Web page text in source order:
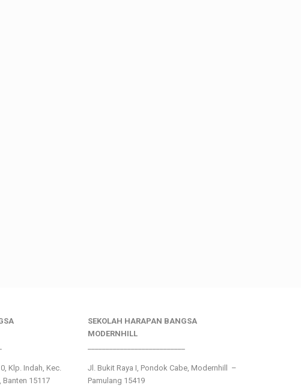
Klp. Indah, Kec.
Banten 15117
SEKOLAH HARAPAN BANGSA
MODERNHILL
Jl. Bukit Raya I, Pondok Cabe, Modernhill –
Pamulang 15419